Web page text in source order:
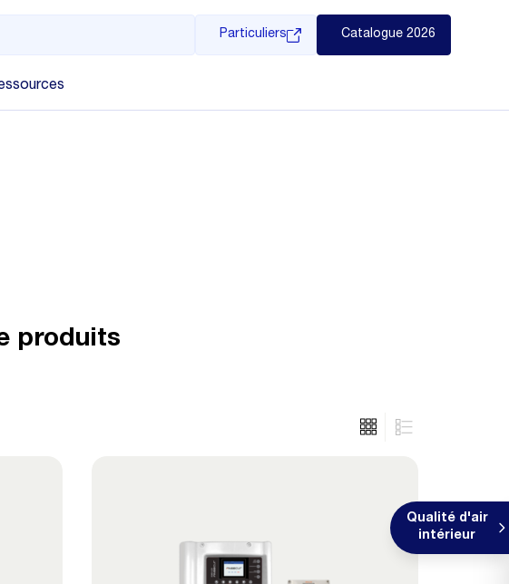
Particuliers Catalogue 2026
Qualité d'air
intérieur
produits